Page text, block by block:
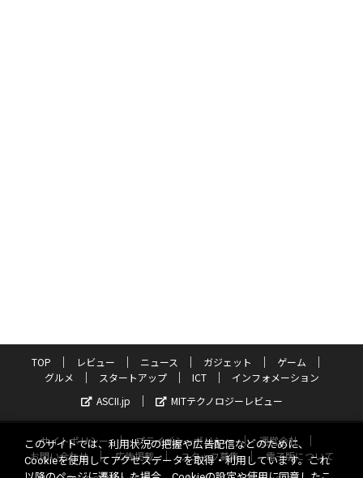
TOP レビュー ニュース ガジェット
ゲーム
グルメ
スタートアップ ICT
インフォメーション
ASCII.jp
MITテクノロジーレビュー
サイトポリシー プライバシーポリシー
運営会社
お問い合わせ
広告掲載 スタッフ募集
電子版について
このサイトでは、利用状況の把握や広告配信などのために、
Cookieを使用してアクセスデータを取得・利用しています。これ